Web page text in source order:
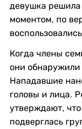
девушка решила
моментом, по
Когда члены
они
Нападавшие
головы и лица.
утверждают,
подверглась